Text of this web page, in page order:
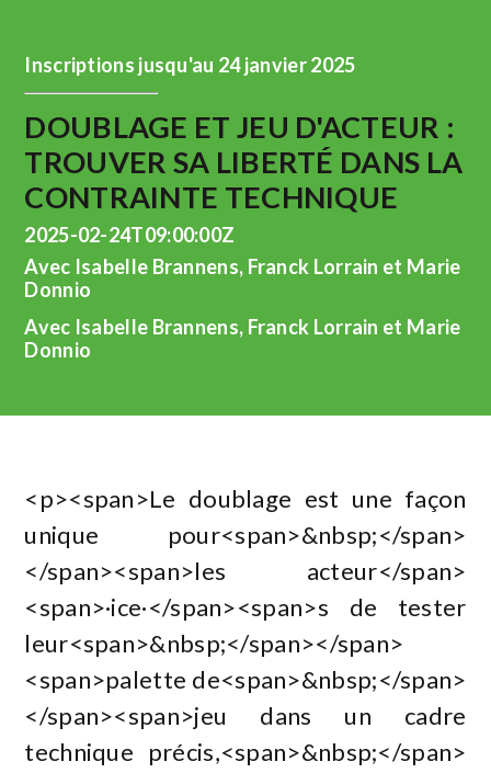
Inscriptions jusqu'au 24 janvier 2025
DOUBLAGE ET JEU D'ACTEUR :
TROUVER SA LIBERTÉ DANS LA
CONTRAINTE TECHNIQUE
2025-02-24T09:00:00Z
Avec Isabelle Brannens, Franck Lorrain et Marie
Donnio
Avec Isabelle Brannens, Franck Lorrain et Marie
Donnio
<p><span>Le doublage est une façon
unique pour<span>&nbsp;</span>
</span><span>les acteur</span>
<span>·ice·</span><span>s de tester
leur<span>&nbsp;</span></span>
<span>palette de<span>&nbsp;</span>
</span><span>jeu dans un cadre
technique précis,<span>&nbsp;</span>